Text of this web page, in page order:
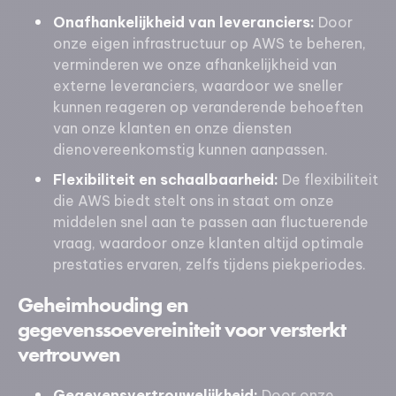
Onafhankelijkheid van leveranciers: Door
onze eigen infrastructuur op AWS te beheren,
verminderen we onze afhankelijkheid van
externe leveranciers, waardoor we sneller
kunnen reageren op veranderende behoeften
van onze klanten en onze diensten
dienovereenkomstig kunnen aanpassen.
Flexibiliteit en schaalbaarheid: De flexibiliteit
die AWS biedt stelt ons in staat om onze
middelen snel aan te passen aan fluctuerende
vraag, waardoor onze klanten altijd optimale
prestaties ervaren, zelfs tijdens piekperiodes.
Geheimhouding en
gegevenssoevereiniteit voor versterkt
vertrouwen